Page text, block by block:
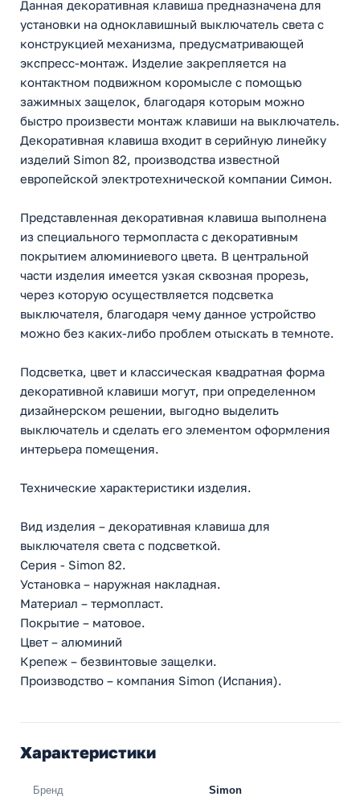
Данная декоративная клавиша предназначена для
установки на одноклавишный выключатель света с
конструкцией механизма, предусматривающей
экспресс-монтаж. Изделие закрепляется на
контактном подвижном коромысле с помощью
зажимных защелок, благодаря которым можно
быстро произвести монтаж клавиши на выключатель.
Декоративная клавиша входит в серийную линейку
изделий Simon 82, производства известной
европейской электротехнической компании Симон.
Представленная декоративная клавиша выполнена
из специального термопласта с декоративным
покрытием алюминиевого цвета. В центральной
части изделия имеется узкая сквозная прорезь,
через которую осуществляется подсветка
выключателя, благодаря чему данное устройство
можно без каких-либо проблем отыскать в темноте.
Подсветка, цвет и классическая квадратная форма
декоративной клавиши могут, при определенном
дизайнерском решении, выгодно выделить
выключатель и сделать его элементом оформления
интерьера помещения.
Технические характеристики изделия.
Вид изделия – декоративная клавиша для
выключателя света с подсветкой.
Серия - Simon 82.
Установка – наружная накладная.
Материал – термопласт.
Покрытие – матовое.
Цвет – алюминий
Крепеж – безвинтовые защелки.
Производство – компания Simon (Испания).
Характеристики
Бренд Simon